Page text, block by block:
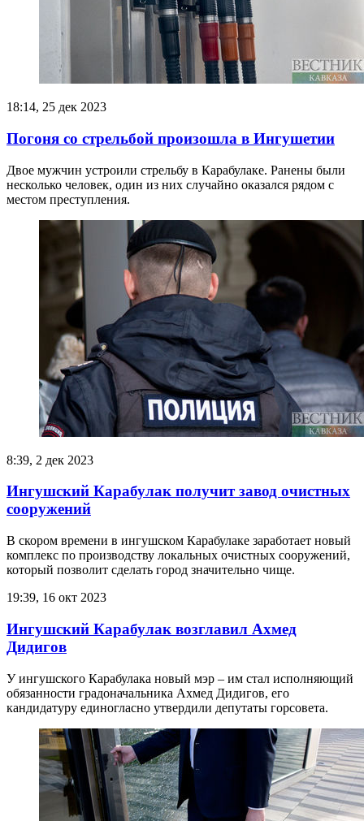
18:14, 25 дек 2023
Погоня со стрельбой произошла в Ингушетии
Двое мужчин устроили стрельбу в Карабулаке. Ранены были
несколько человек, один из них случайно оказался рядом с
местом преступления.
8:39, 2 дек 2023
Ингушский Карабулак получит завод очистных
сооружений
В скором времени в ингушском Карабулаке заработает новый
комплекс по производству локальных очистных сооружений,
который позволит сделать город значительно чище.
19:39, 16 окт 2023
Ингушский Карабулак возглавил Ахмед
Дидигов
У ингушского Карабулака новый мэр – им стал исполняющий
обязанности градоначальника Ахмед Дидигов, его
кандидатуру единогласно утвердили депутаты горсовета.